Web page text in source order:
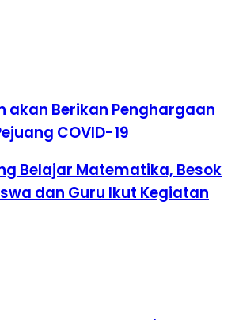
akan Berikan Penghargaan
COVID-19
Belajar Matematika, Besok
dan Guru Ikut Kegiatan